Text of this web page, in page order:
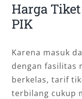
Harga
PIK
Karena masuk
dengan fasilitas
berkelas, tarif
terbilang cukup